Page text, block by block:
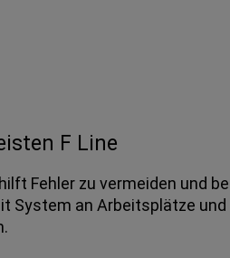
F Line
Fehler zu vermeiden und
System an Arbeitsplätze